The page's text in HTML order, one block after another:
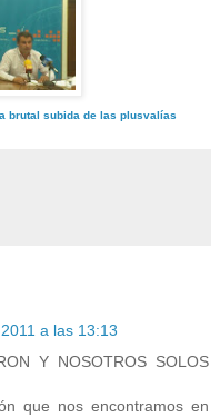
brutal subida de las plusvalías
a las 13:13
Y NOSOTROS SOLOS
que nos encontramos en